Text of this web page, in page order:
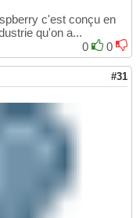
c'est conçu en
qu'on a...
0
0
#31